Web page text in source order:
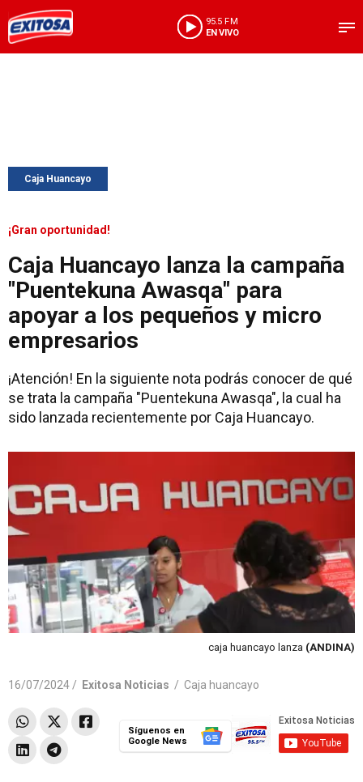
95.5 FM
EN VIVO
Caja Huancayo
¡Gran oportunidad!
Caja Huancayo lanza la campaña
"Puentekuna Awasqa" para
apoyar a los pequeños y micro
empresarios
¡Atención! En la siguiente nota podrás conocer de qué
se trata la campaña "Puentekuna Awasqa", la cual ha
sido lanzada recientemente por Caja Huancayo.
caja huancayo lanza (ANDINA)
16/07/2024 / Exitosa Noticias / Caja huancayo
Síguenos en
Google News